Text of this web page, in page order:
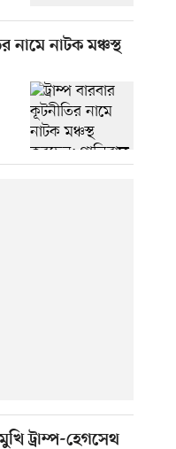
নামে নাটক মঞ্চস্থ
ট্রাম্প-হেগসেথ